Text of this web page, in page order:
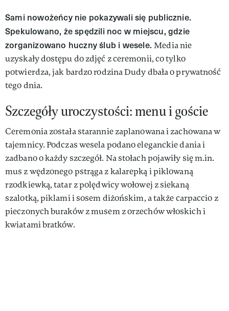
Sami nowożeńcy nie pokazywali się publicznie.
Spekulowano, że spędzili noc w miejscu, gdzie
zorganizowano huczny ślub i wesele.Media nie
uzyskały dostępu do zdjęć z ceremonii, co tylko
potwierdza, jak bardzo rodzina Dudy dbała o prywatność
tego dnia.
Szczegóły uroczystości: menu i goście
Ceremonia została starannie zaplanowana i zachowana w
tajemnicy. Podczas wesela podano eleganckie dania i
zadbano o każdy szczegół. Na stołach pojawiły się m.in.
mus z wędzonego pstrąga z kalarepką i piklowaną
rzodkiewką, tatar z polędwicy wołowej z siekaną
szalotką, piklami i sosem diżońskim, a także carpaccio z
pieczonych buraków z musem z orzechów włoskich i
kwiatami bratków.